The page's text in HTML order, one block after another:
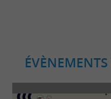
ÉVÈNEMENTS